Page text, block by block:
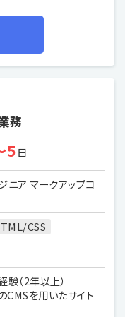
務
5日
ニア マークアップコ
CSS
験（2年以上）
を用いたサイト